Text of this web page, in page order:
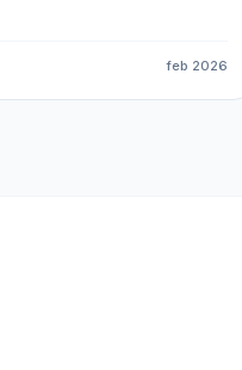
Instagram ve TikTok’tafeb 2026